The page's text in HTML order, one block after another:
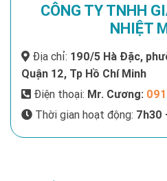
CÔNG TY TNHH
NHIỆT
Địa chỉ: 190/5 Hà Đặc,
Quận 12, Tp Hồ Chí Minh
Điện thoại: Mr. Cương:
Thời gian hoạt động: 7h30